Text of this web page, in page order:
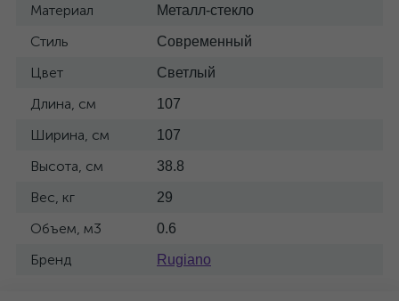
Материал Металл-стекло
Стиль Современный
Цвет Светлый
Длина, см 107
Ширина, см 107
Высота, см 38.8
Вес, кг 29
Объем, м3 0.6
Бренд Rugiano